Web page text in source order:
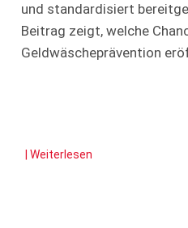
und standardisiert
Beitrag zeigt, welche
Geldwäscheprävention
| Weiterlesen